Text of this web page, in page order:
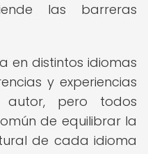
las barreras
en distintos idiomas
y experiencias
autor, pero todos
de equilibrar la
de cada idioma